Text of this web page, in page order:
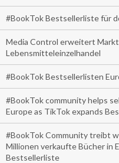
#BookTok Bestsellerliste für
Media Control erweitert
Lebensmitteleinzelhandel
#BookTok Bestsellerlisten
#BookTok community helps
Europe as TikTok expands
#BookTok Community treibt
Millionen verkaufte Bücher in
Bestsellerliste